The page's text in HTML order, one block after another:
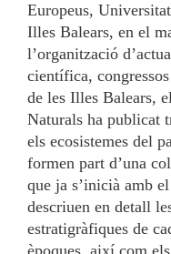
Europeus,
Illes Balears, en el
l’organització
científica,
de les Illes Balears,
Naturals ha publicat
els ecosistemes del
formen part d’una
que ja s’inicià amb el
descriuen en detall
estratigràfiques de
èpoques, així com